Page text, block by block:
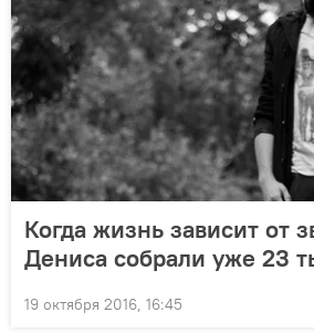
Когда жизнь зависит от
Дениса собрали уже 23
19 октября 2016, 16:45